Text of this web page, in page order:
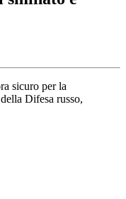
sicuro per la
Difesa russo,